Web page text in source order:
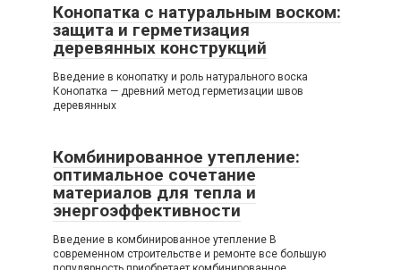
Конопатка с натуральным воском:
защита и герметизация
деревянных конструкций
Введение в конопатку и роль натурального воска
Конопатка — древний метод герметизации швов
деревянных
Комбинированное утепление:
оптимальное сочетание
материалов для тепла и
энергоэффективности
Введение в комбинированное утепление В
современном строительстве и ремонте все большую